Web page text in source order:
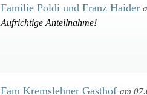
Familie Poldi und Franz Haider
Aufrichtige Anteilnahme!
Fam Kremslehner Gasthof am